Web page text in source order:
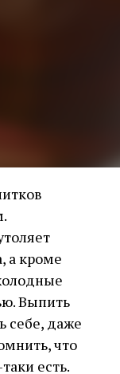
а кроме
Выпить
себе, даже
что
есть.